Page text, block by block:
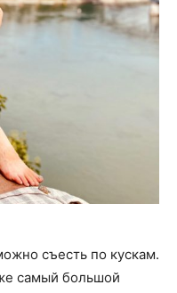
съесть по кускам.
самый большой